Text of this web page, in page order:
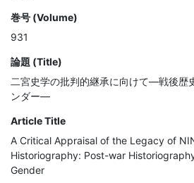
巻号 (Volume)
931
論題 (Title)
二宮史学の批判的継承に向けて―戦後歴
ンダー―
Article Title
A Critical Appraisal of the Legacy of
Historiography: Post-war
Gender